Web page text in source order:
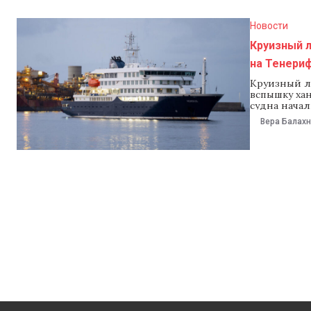
Новости
Круизный
на
Круизный
вспышку
судна
если не
Вера